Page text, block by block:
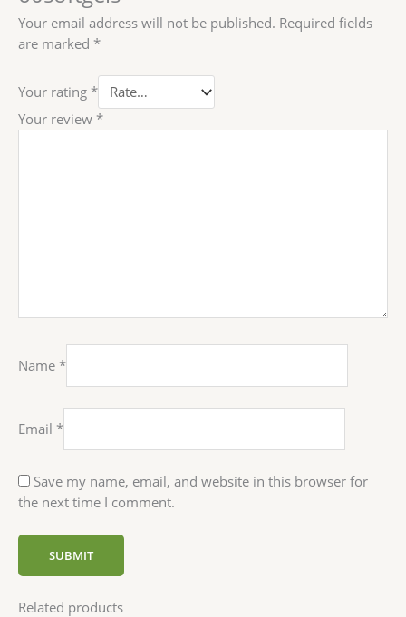
Your email address will not be published. Required fields
are marked *
Your rating *
Your review *
Name *
Email *
Save my name, email, and website in this browser for
the next time I comment.
Related products